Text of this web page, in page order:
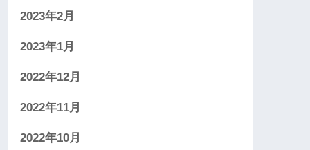
2023年2月
2023年1月
2022年12月
2022年11月
2022年10月